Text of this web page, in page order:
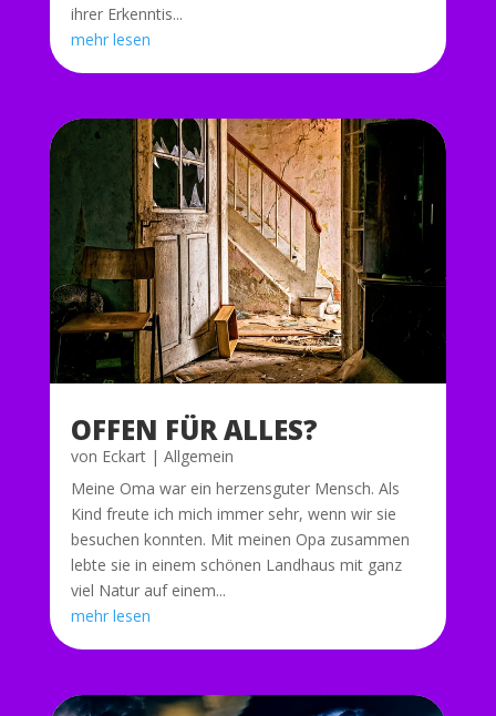
ihrer Erkenntis...
mehr lesen
OFFEN FÜR ALLES?
von Eckart| Allgemein
Meine Oma war ein herzensguter Mensch. Als
Kind freute ich mich immer sehr, wenn wir sie
besuchen konnten. Mit meinen Opa zusammen
lebte sie in einem schönen Landhaus mit ganz
viel Natur auf einem...
mehr lesen